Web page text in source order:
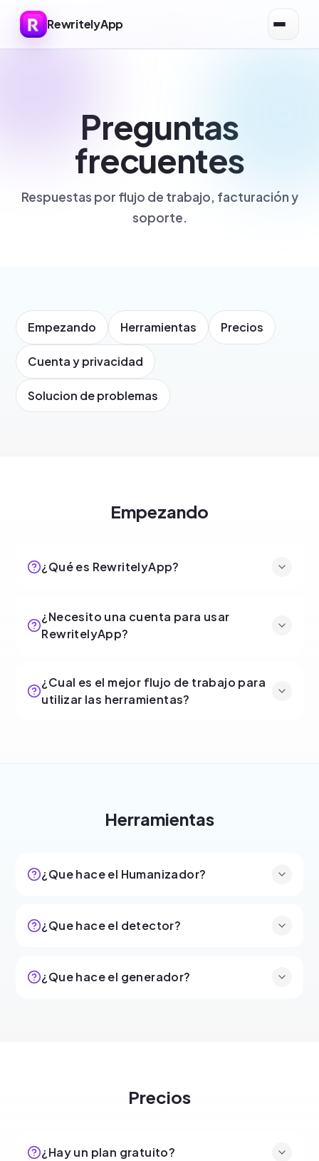
RewritelyApp
Preguntas
frecuentes
Respuestas por flujo de trabajo, facturación y
soporte.
Empezando Herramientas Precios
Cuenta y privacidad
Solucion de problemas
Empezando
¿Qué es RewritelyApp?
¿Necesito una cuenta para usar
RewritelyApp?
¿Cual es el mejor flujo de trabajo para
utilizar las herramientas?
Herramientas
¿Que hace el Humanizador?
¿Que hace el detector?
¿Que hace el generador?
Precios
¿Hay un plan gratuito?